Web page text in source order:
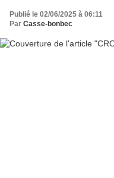
Publié le 02/06/2025 à 06:11
Par Casse-bonbec